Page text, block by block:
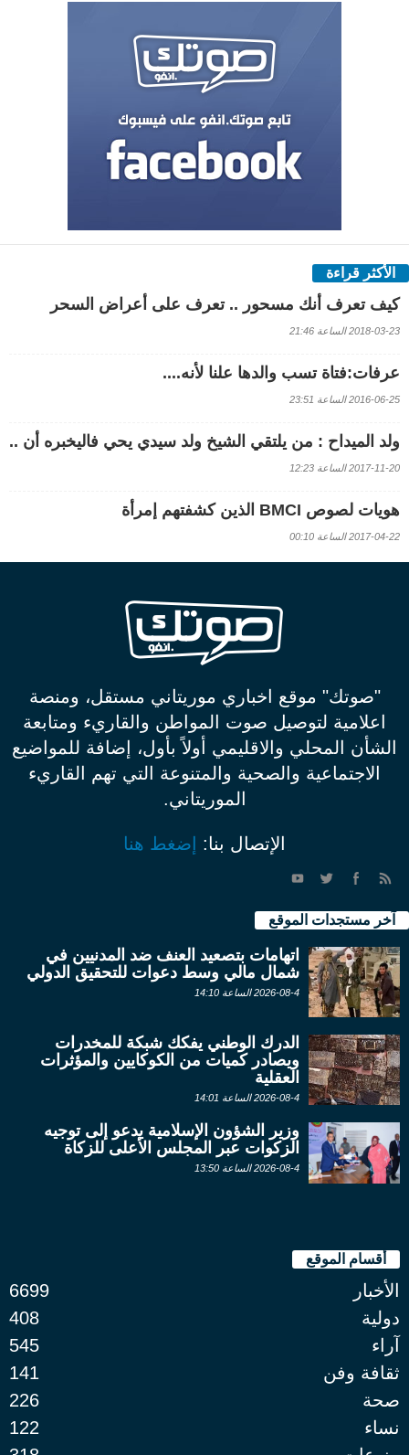
الأكثر قراءة
كيف تعرف أنك مسحور .. تعرف على أعراض السحر
2018-03-23 الساعة 21:46
عرفات:فتاة تسب والدها علنا لأنه....
2016-06-25 الساعة 23:51
ولد الميداح : من يلتقي الشيخ ولد سيدي يحي فاليخبره أن ..
2017-11-20 الساعة 12:23
هويات لصوص BMCI الذين كشفتهم إمرأة
2017-04-22 الساعة 00:10
"صوتك" موقع اخباري موريتاني مستقل، ومنصة
اعلامية لتوصيل صوت المواطن والقاريء ومتابعة
الشأن المحلي والاقليمي أولاً بأول، إضافة للمواضيع
الاجتماعية والصحية والمتنوعة التي تهم القاريء
الموريتاني.
الإتصال بنا: إضغط هنا
آخر مستجدات الموقع
اتهامات بتصعيد العنف ضد المدنيين في
شمال مالي وسط دعوات للتحقيق الدولي
2026-08-4 الساعة 14:10
الدرك الوطني يفكك شبكة للمخدرات
ويصادر كميات من الكوكايين والمؤثرات
العقلية
2026-08-4 الساعة 14:01
وزير الشؤون الإسلامية يدعو إلى توجيه
الزكوات عبر المجلس الأعلى للزكاة
2026-08-4 الساعة 13:50
أقسام الموقع
الأخبار
6699
دولية
408
آراء
545
ثقافة وفن
141
صحة
226
نساء
122